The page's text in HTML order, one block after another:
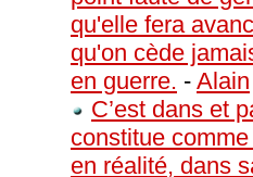
qu'elle fera
qu'on cède
en guerre. - Alain
C’est dans et
constitue
en réalité, dans